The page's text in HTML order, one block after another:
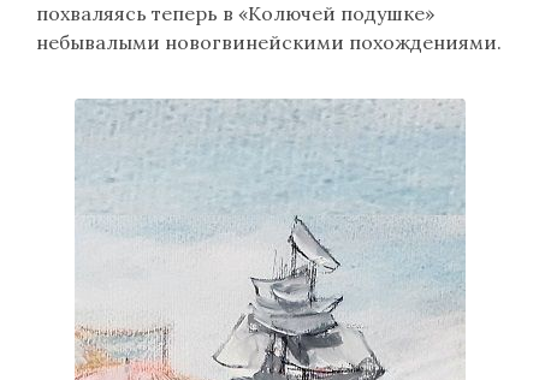
похваляясь теперь в «Колючей подушке»
небывалыми новогвинейскими похождениями.